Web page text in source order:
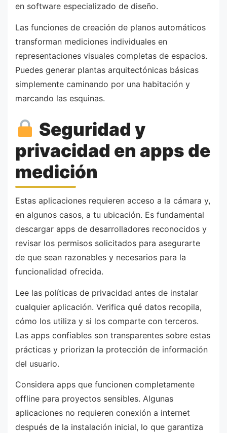
en software especializado de diseño.
Las funciones de creación de planos automáticos
transforman mediciones individuales en
representaciones visuales completas de espacios.
Puedes generar plantas arquitectónicas básicas
simplemente caminando por una habitación y
marcando las esquinas.
Seguridad y
privacidad en apps de
medición
Estas aplicaciones requieren acceso a la cámara y,
en algunos casos, a tu ubicación. Es fundamental
descargar apps de desarrolladores reconocidos y
revisar los permisos solicitados para asegurarte
de que sean razonables y necesarios para la
funcionalidad ofrecida.
Lee las políticas de privacidad antes de instalar
cualquier aplicación. Verifica qué datos recopila,
cómo los utiliza y si los comparte con terceros.
Las apps confiables son transparentes sobre estas
prácticas y priorizan la protección de información
del usuario.
Considera apps que funcionen completamente
offline para proyectos sensibles. Algunas
aplicaciones no requieren conexión a internet
después de la instalación inicial, lo que garantiza